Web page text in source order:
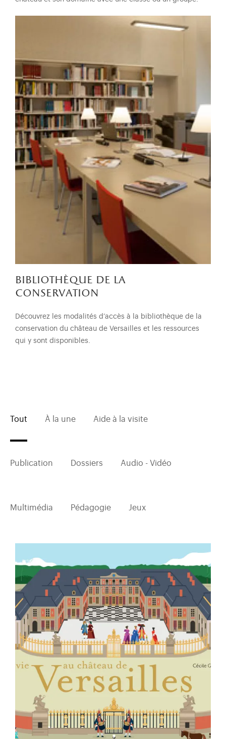
bibliothèque de la
conservation
Découvrez les modalités d’accès à la bibliothèque de la
conservation du château de Versailles et les ressources
qui y sont disponibles.
Tout À la une Aide à la visite
Publication Dossiers Audio - Vidéo
Multimédia Pédagogie Jeux